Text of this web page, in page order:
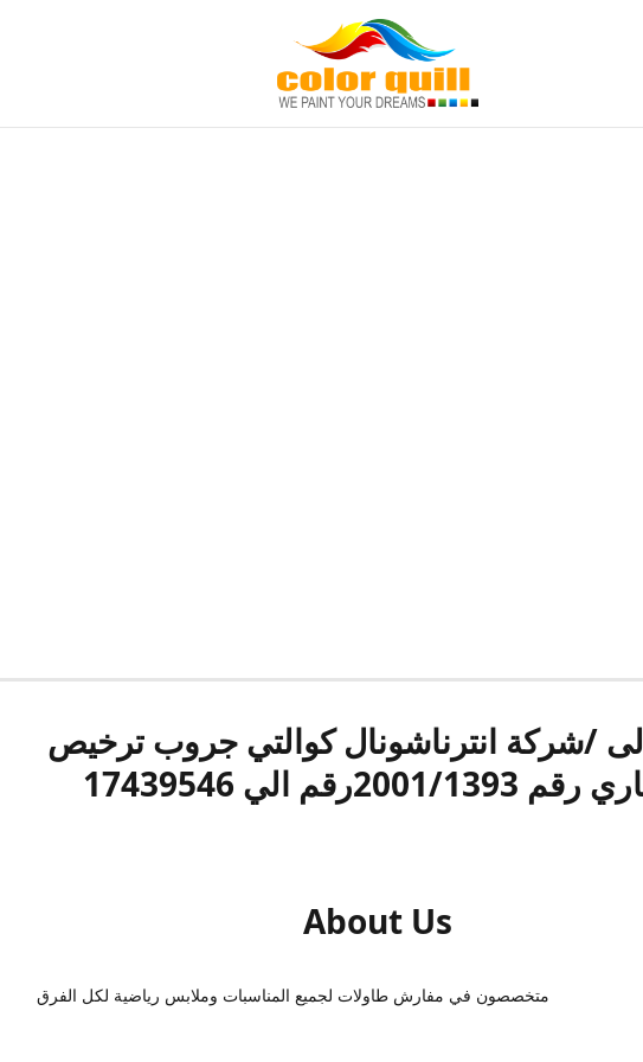
/شركة انترناشونال كوالتي جروب ترخيص
2001/1393رقم الي 17439546
About Us
متخصصون في مفارش طاولات لجميع المناسبات وملابس رياضية لكل الفرق